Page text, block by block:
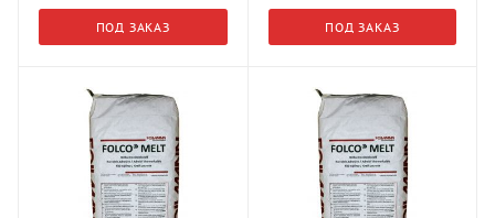
ПОД ЗАКАЗ ПОД ЗАКАЗ